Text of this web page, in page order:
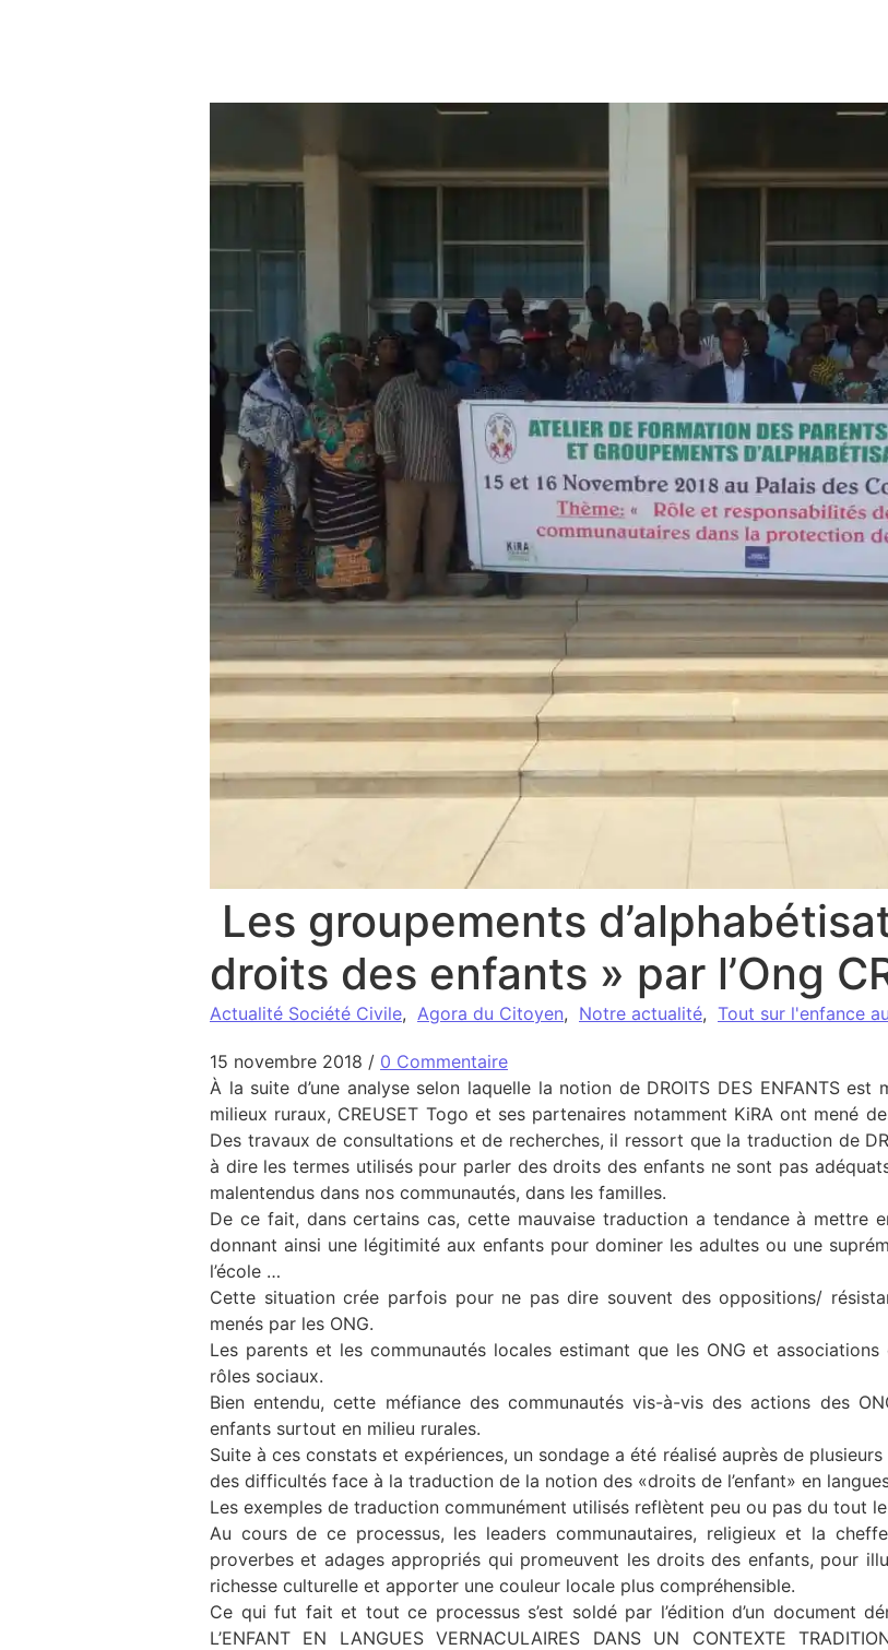
Les groupements
droits des enfants » par l’Ong
Actualité Société Civile, Agora du Citoyen, Notre actualité, Tout sur l'enfance
15 novembre 2018 / 0 Commentaire
À la suite d’une analyse selon laquelle la notion de DROITS DES ENFANTS
milieux ruraux, CREUSET Togo et ses partenaires notamment KiRA ont mené
Des travaux de consultations et de recherches, il ressort que la traduction de
à dire les termes utilisés pour parler des droits des enfants ne sont pas
malentendus dans nos communautés, dans les familles.
De ce fait, dans certains cas, cette mauvaise traduction a tendance à mettre
donnant ainsi une légitimité aux enfants pour dominer les adultes ou une
l’école …
Cette situation crée parfois pour ne pas dire souvent des oppositions/
menés par les ONG.
Les parents et les communautés locales estimant que les ONG et
rôles sociaux.
Bien entendu, cette méfiance des communautés vis-à-vis des actions des
enfants surtout en milieu rurales.
Suite à ces constats et expériences, un sondage a été réalisé auprès de
des difficultés face à la traduction de la notion des «droits de l’enfant» en
Les exemples de traduction communément utilisés reflètent peu ou pas du tout
Au cours de ce processus, les leaders communautaires, religieux et la
proverbes et adages appropriés qui promeuvent les droits des enfants, pour
richesse culturelle et apporter une couleur locale plus compréhensible.
Ce qui fut fait et tout ce processus s’est soldé par l’édition d’un document
L’ENFANT EN LANGUES VERNACULAIRES DANS UN CONTEXTE